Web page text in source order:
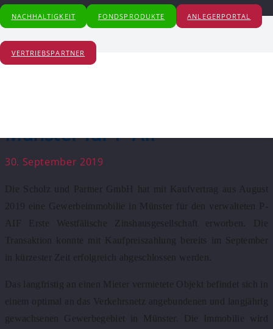
NACHHALTIGKEIT FONDSPRODUKTE ANLEGERPORTAL
VERTRIEBSPARTNER
Start
2019
Scholz und Partner GmbH erwirbt Gewerbeimmobilie in
Münster für P-AIF
Münster für P-AIF
30. September 2019
Die Scholz und Partner GmbH hat mit Kaufvertrag aus August
2019 eine Gewerbeimmobilie in Münster für den verwalteten P-
AIF Erste Westfälische Zinshausgesellschaft erworben. Die
Transaktion konnte mit Kaufpreiszahlung bereits im September
in kürzester Zeit erfolgreich abgeschlossen werden.
Das langfristig an einen Mieter vermietete Objekt befindet sich in
einem optimal an das Verkehrsnetz angebundenen und langjährig
gewachsenen Gewerbegebiet in Münster. Die Immobilie wird